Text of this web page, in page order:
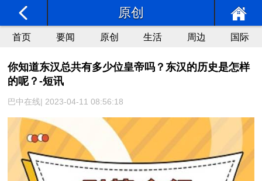
原创
首页 要闻 原创 生活 周边 国际
你知道东汉总共有多少位皇帝吗？东汉的历史是怎样
的呢？-短讯
巴中在线| 2023-04-11 08:56:18